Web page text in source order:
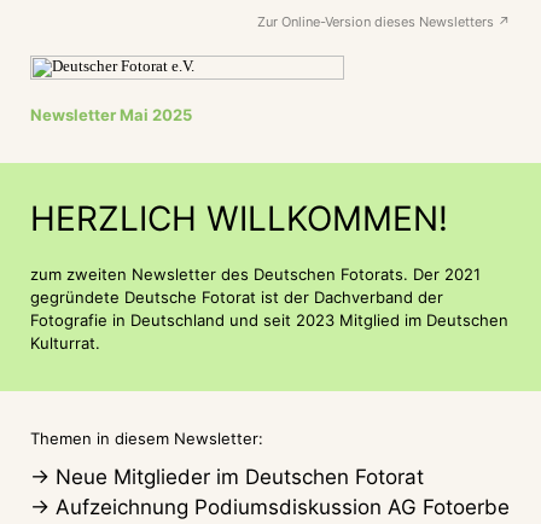
Zur Online-Version dieses Newsletters ↗
NewsletterMai 2025
HERZLICH WILLKOMMEN!
zum zweiten Newsletter des Deutschen Fotorats. Der 2021
gegründete Deutsche Fotorat ist der Dachverband der
Fotografie in Deutschland und seit 2023 Mitglied im Deutschen
Kulturrat.
Themen in diesem Newsletter:
→ Neue Mitglieder im Deutschen Fotorat
→ Aufzeichnung Podiumsdiskussion AG Fotoerbe